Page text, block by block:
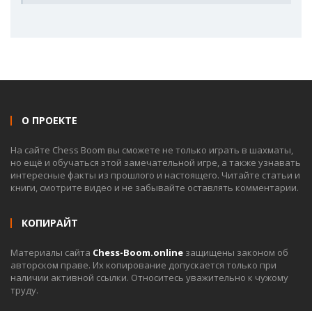
О ПРОЕКТЕ
На сайте Chess Boom вы сможете не только играть в шахматы,
но ещё и обучаться этой замечательной игре, а также узнавать
интересные факты из прошлого и настоящего. Читайте статьи и
книги, смотрите видео и не забывайте оставлять комментарии.
КОПИРАЙТ
Материалы сайта Chess-Boom.online защищены законом об
авторском праве. Их копирование допускается только при
наличии активной ссылки. Относитесь уважительно к чужому
труду.